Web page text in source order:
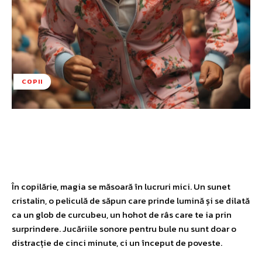
COPII
În copilărie, magia se măsoară în lucruri mici. Un sunet
cristalin, o peliculă de săpun care prinde lumină și se dilată
ca un glob de curcubeu, un hohot de râs care te ia prin
surprindere. Jucăriile sonore pentru bule nu sunt doar o
distracție de cinci minute, ci un început de poveste.